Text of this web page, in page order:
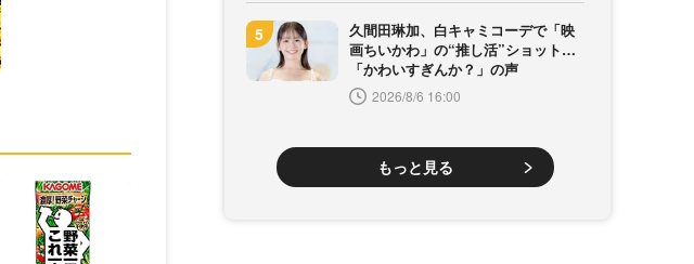
久間田琳加、白キャミコーデで「映
画ちいかわ」の“推し活”ショット…
「かわいすぎんか？」の声
2026/8/6 16:00
もっと見る